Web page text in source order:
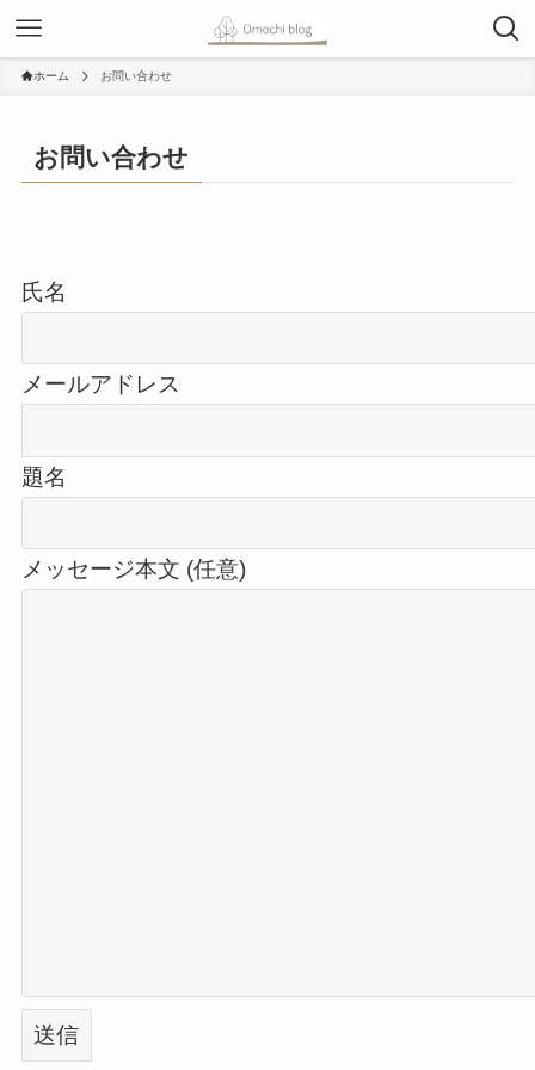
ホーム お問い合わせ
お問い合わせ
氏名
メールアドレス
題名
メッセージ本文 (任意)